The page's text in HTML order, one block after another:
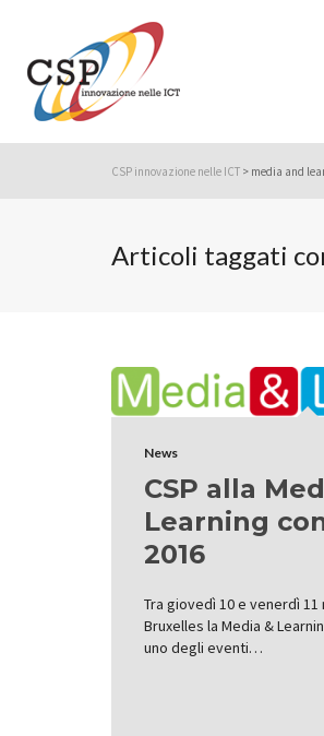
CSP innovazione nelle ICT > media and
Articoli taggati
News
CSP alla
Learning
2016
Tra giovedì 10 e venerdì
Bruxelles la Media &
uno degli eventi…